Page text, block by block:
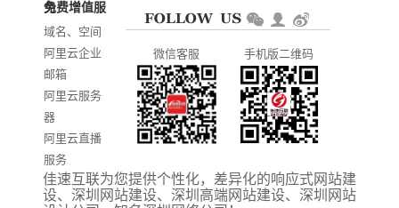
商城网站开
发
门户信息平
台开发
AI智能发布
免费增值服务
域名、空间
阿里云企业
邮箱
阿里云服务
器
阿里云直播
服务
阿里云ICP备
案
微信客服 手机版二维码
佳速互联为您提供个性化，差异化的响应式网站建
设、 深圳网站建设、 深圳高端网站建设、 深圳网站